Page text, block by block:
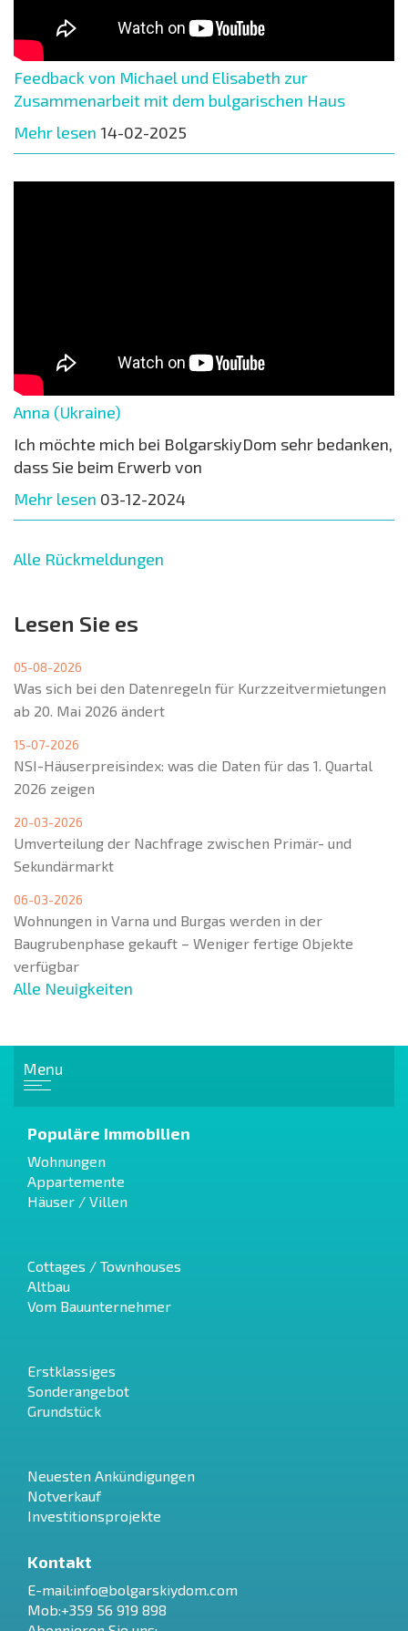
Feedback von Michael und Elisabeth zur
Zusammenarbeit mit dem bulgarischen Haus
Mehr lesen 14-02-2025
Anna (Ukraine)
Ich möchte mich bei BolgarskiyDom sehr bedanken,
dass Sie beim Erwerb von
Mehr lesen 03-12-2024
Alle Rückmeldungen
Lesen Sie es
05-08-2026
Was sich bei den Datenregeln für Kurzzeitvermietungen
ab 20. Mai 2026 ändert
15-07-2026
NSI-Häuserpreisindex: was die Daten für das 1. Quartal
2026 zeigen
20-03-2026
Umverteilung der Nachfrage zwischen Primär- und
Sekundärmarkt
06-03-2026
Wohnungen in Varna und Burgas werden in der
Baugrubenphase gekauft – Weniger fertige Objekte
verfügbar
Alle Neuigkeiten
Menu
Populäre Immobilien
Wohnungen
Appartemente
Häuser / Villen
Cottages / Townhouses
Altbau
Vom Bauunternehmer
Erstklassiges
Sonderangebot
Grundstück
Neuesten Ankündigungen
Notverkauf
Investitionsprojekte
Kontakt
E-mail:info@bolgarskiydom.com
Mob:+359 56 919 898